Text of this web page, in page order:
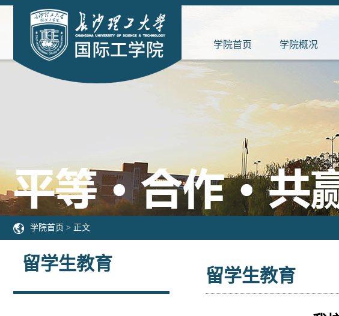
学院首页 学院概况
学院首页 > 正文
留学生教育
留学生教育